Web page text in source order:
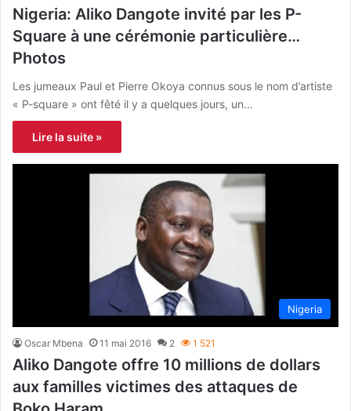
Nigeria: Aliko Dangote invité par les P-
Square à une cérémonie particulière…
Photos
Les jumeaux Paul et Pierre Okoya connus sous le nom d’artiste
« P-square » ont fêté il y a quelques jours, un…
Lire la suite »
Nigeria
Oscar Mbena 11 mai 2016 2 1 521
Aliko Dangote offre 10 millions de dollars
aux familles victimes des attaques de